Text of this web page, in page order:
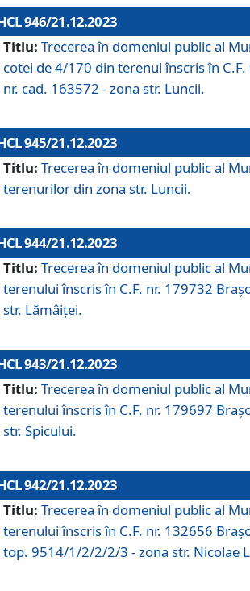
946/21.12.2023
Titlu: Trecerea în domeniul public al
cotei de 4/170 din terenul înscris în
nr. cad. 163572 - zona str. Luncii.
945/21.12.2023
Titlu: Trecerea în domeniul public al
terenurilor din zona str. Luncii.
944/21.12.2023
Titlu: Trecerea în domeniul public al
terenului înscris în C.F. nr. 179732
str. Lămâiței.
943/21.12.2023
Titlu: Trecerea în domeniul public al
terenului înscris în C.F. nr. 179697
str. Spicului.
942/21.12.2023
Titlu: Trecerea în domeniul public al
terenului înscris în C.F. nr. 132656
top. 9514/1/2/2/2/3 - zona str. Nicolae